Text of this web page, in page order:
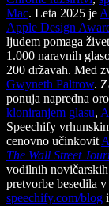
Mac. Leta 2025 je
Apple Design
ljudem pomaga
1.000 naravnih
200 državah. Med
Gwyneth Paltrow.
ponuja napredna
kloniranjem glasu,
Speechify
cenovno učinkovit
The Wall Street
vodilnih
pretvorbe besedila
speechify.com/blog